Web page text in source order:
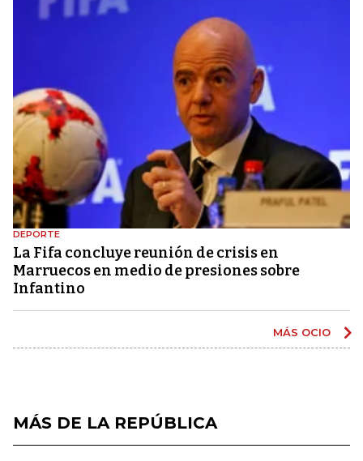
DEPORTE
La Fifa concluye reunión de crisis en
Marruecos en medio de presiones sobre
Infantino
MÁS OCIO
MÁS DE LA REPÚBLICA